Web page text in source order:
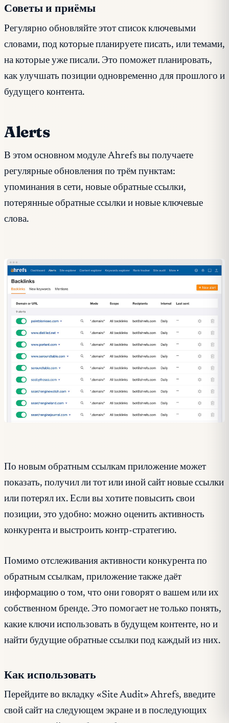
Советы и приёмы
Регулярно обновляйте этот список ключевыми
словами, под которые планируете писать, или темами,
на которые уже писали. Это поможет планировать,
как улучшать позиции одновременно для прошлого и
будущего контента.
Alerts
В этом основном модуле Ahrefs вы получаете
регулярные обновления по трём пунктам:
упоминания в сети, новые обратные ссылки,
потерянные обратные ссылки и новые ключевые
слова.
По новым обратным ссылкам приложение может
показать, получил ли тот или иной сайт новые ссылки
или потерял их. Если вы хотите повысить свои
позиции, это удобно: можно оценить активность
конкурента и выстроить контр-стратегию.
Помимо отслеживания активности конкурента по
обратным ссылкам, приложение также даёт
информацию о том, что они говорят о вашем или их
собственном бренде. Это помогает не только понять,
какие ключи использовать в будущем контенте, но и
найти будущие обратные ссылки под каждый из них.
Как использовать
Перейдите во вкладку «Site Audit» Ahrefs, введите
свой сайт на следующем экране и в последующих